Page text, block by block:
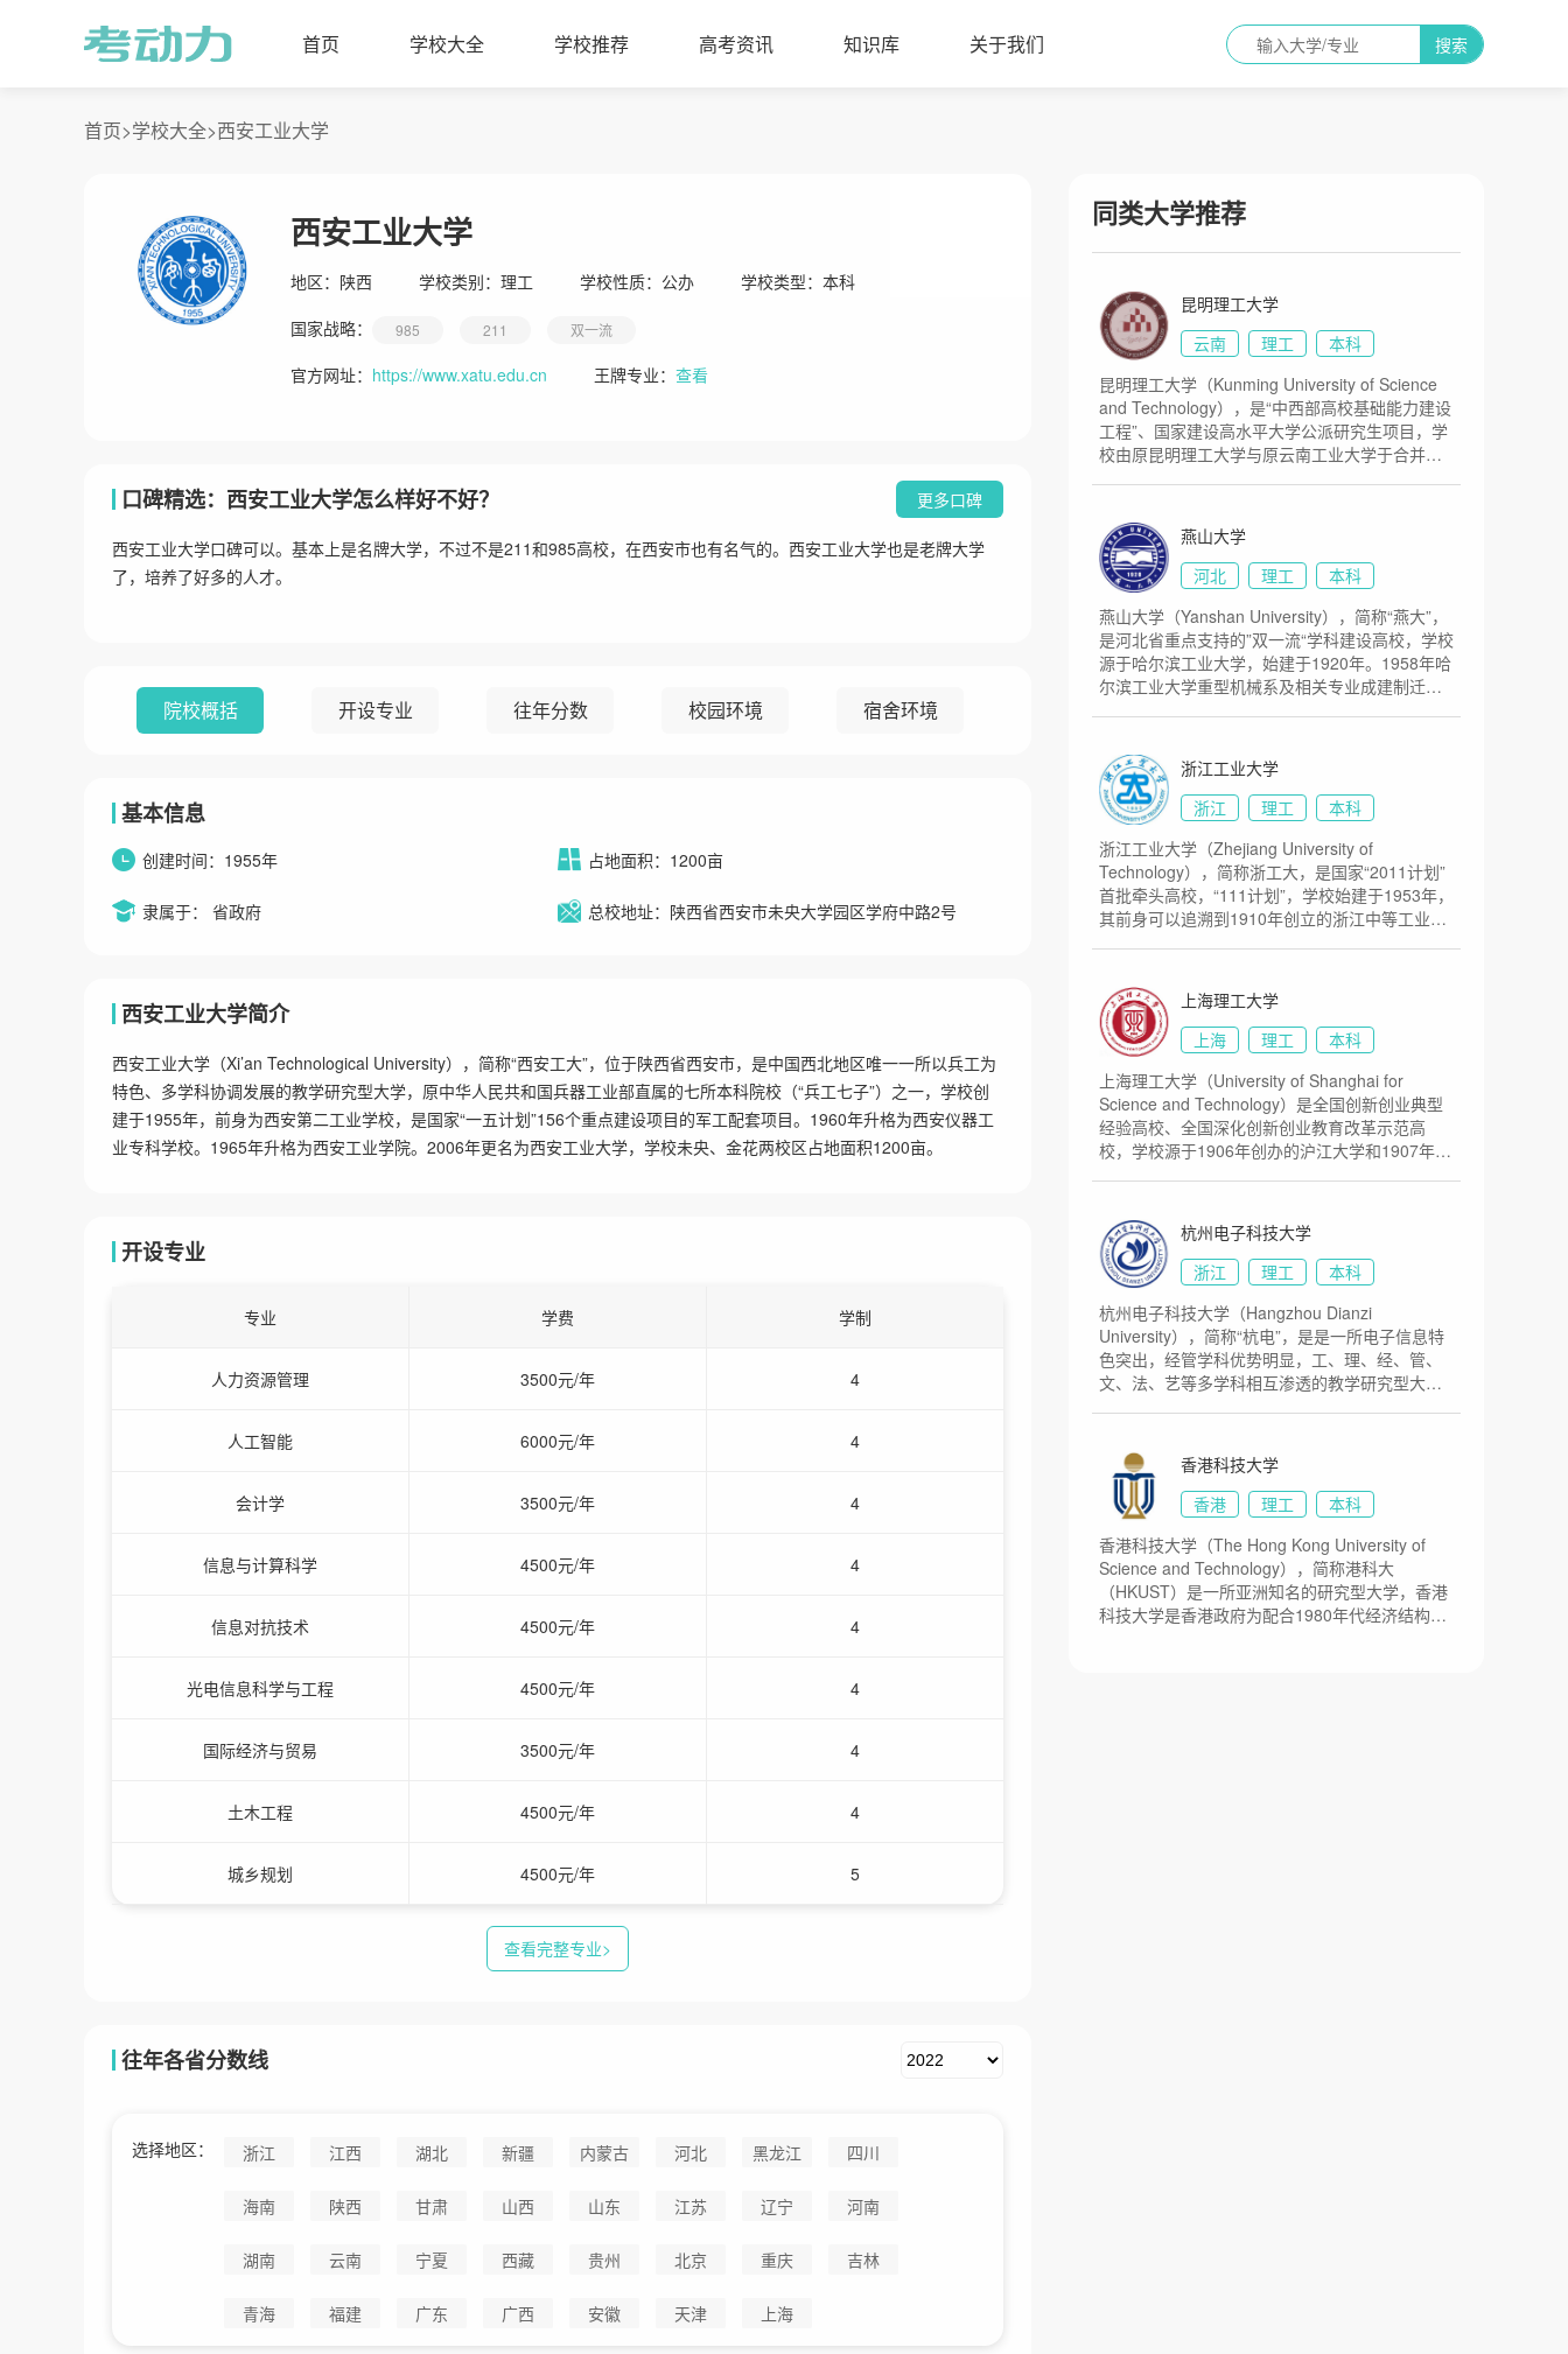
首页 学校大全 学校推荐 高考资讯 知识库 关于我们 搜索
首页>学校大全>西安工业大学
西安工业大学
地区： 陕西 学校类别： 理工 学校性质： 公办 学校类型： 本科
国家战略：
985 211 双一流
官方网址： https://www.xatu.edu.cn 王牌专业： 查看
口碑精选：西安工业大学怎么样好不好？ 更多口碑
西安工业大学口碑可以。基本上是名牌大学，不过不是211和985高校，在西安市也有名气的。西安工业大学也是老牌大学
了，培养了好多的人才。
院校概括 开设专业 往年分数 校园环境 宿舍环境
基本信息
创建时间：1955年 占地面积：1200亩
隶属于： 省政府 总校地址：陕西省西安市未央大学园区学府中路2号
西安工业大学简介
西安工业大学（Xi’an Technological University），简称“西安工大”，位于陕西省西安市，是中国西北地区唯一一所以兵工为
特色、多学科协调发展的教学研究型大学，原中华人民共和国兵器工业部直属的七所本科院校（“兵工七子”）之一，学校创
建于1955年，前身为西安第二工业学校，是国家“一五计划”156个重点建设项目的军工配套项目。1960年升格为西安仪器工
业专科学校。1965年升格为西安工业学院。2006年更名为西安工业大学，学校未央、金花两校区占地面积1200亩。
开设专业
专业 学费 学制
人力资源管理 3500元/年 4
人工智能 6000元/年 4
会计学 3500元/年 4
信息与计算科学 4500元/年 4
信息对抗技术 4500元/年 4
光电信息科学与工程 4500元/年 4
国际经济与贸易 3500元/年 4
土木工程 4500元/年 4
城乡规划 4500元/年 5
查看完整专业>
往年各省分数线
选择地区： 浙江 江西 湖北 新疆 内蒙古 河北 黑龙江 四川
海南 陕西 甘肃 山西 山东 江苏 辽宁 河南
湖南 云南 宁夏 西藏 贵州 北京 重庆 吉林
青海 福建 广东 广西 安徽 天津 上海
同类大学推荐
昆明理工大学
云南
理工
本科
昆明理工大学（Kunming University of Science
and Technology），是“中西部高校基础能力建设
工程”、国家建设高水平大学公派研究生项目，学
校由原昆明理工大学与原云南工业大学于合并组
大学创建于1974年，时名云南工学院，1994年更
名为云南工业大学，历史起点可追溯到清宣统二
年（1910年）。1999年，两校合并组建成新昆明
理工大学。2004年，云南省分析测试中心并入。
目前学校总体占地面积3915亩。
燕山大学
河北
理工
本科
燕山大学（Yanshan University），简称“燕大”，
是河北省重点支持的”双一流“学科建设高校，学校
源于哈尔滨工业大学，始建于1920年。1958年哈
尔滨工业大学重型机械系及相关专业成建制迁至
为东北重型机械学院，成为原机械工业部直属高
校。1978年确定为全国重点高等院校。1985年至
1997年学校整体南迁秦皇岛市。1997年经原国家
教委批准，更名燕山大学。1998年，由原机械工
业部划转到河北省，实行中央与地方共建，以河
北省管理为主。2000年，河北轻工业管理学校并
入燕山大学。目前学校总体占地面积4000亩。
浙江工业大学
浙江
理工
本科
浙江工业大学（Zhejiang University of
Technology），简称浙工大，是国家“2011计划”
首批牵头高校，“111计划”，学校始建于1953年，
其前身可以追溯到1910年创立的浙江中等工业学
等发展阶段。1994年、1999年和2001，浙江省
经济管理干部学院、杭州船舶工业学校和浙江建
材工业学校陆续并入浙江工业大学。2009年6
月，浙江省人民政府和教育部签订共建协议，学
校进入省部共建高校行列。2013年5月，学校成
为国家“2011计划”首批认定的14家协同创新中心
牵头高校之一。目前学校总体占地面积3550亩。
上海理工大学
上海
理工
本科
上海理工大学（University of Shanghai for
Science and Technology）是全国创新创业典型
经验高校、全国深化创新创业教育改革示范高
校，学校源于1906年创办的沪江大学和1907年创
海机械学院（1994年更名为华东工业大学）和上
海机械高等专科学校，1996年两校合并组建上海
理工大学。1998年学校由原国家机械工业部转入
上海市管理。目前学校总体占地面积1000亩。
杭州电子科技大学
浙江
理工
本科
杭州电子科技大学（Hangzhou Dianzi
University），简称“杭电”，是是一所电子信息特
色突出，经管学科优势明显，工、理、经、管、
文、法、艺等多学科相互渗透的教学研究型大
科学校、浙江机械工业学校、杭州无线电工业管
理学校、杭州无线电工业学校等时期，1980年经
国务院批准改建为杭州电子工业学院，先后隶属
于机械工业部、电子工业部和信息产业部等中央
部委，2003年原杭州出版学校整体并入，2004年
更名为杭州电子科技大学。目前学校总体占地面
积2500亩。
香港科技大学
香港
理工
本科
香港科技大学（The Hong Kong University of
Science and Technology），简称港科大
（HKUST）是一所亚洲知名的研究型大学，香港
科技大学是香港政府为配合1980年代经济结构转